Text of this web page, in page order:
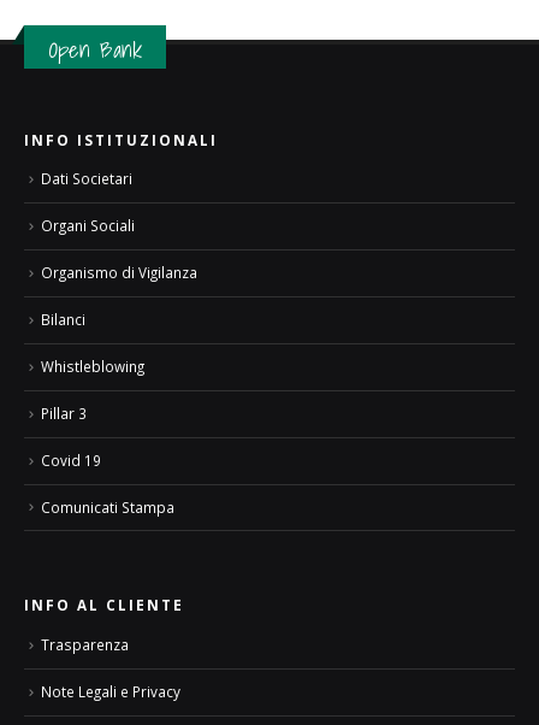
Open Bank
INFO ISTITUZIONALI
Dati Societari
Organi Sociali
Organismo di Vigilanza
Bilanci
Whistleblowing
Pillar 3
Covid 19
Comunicati Stampa
INFO AL CLIENTE
Trasparenza
Note Legali e Privacy